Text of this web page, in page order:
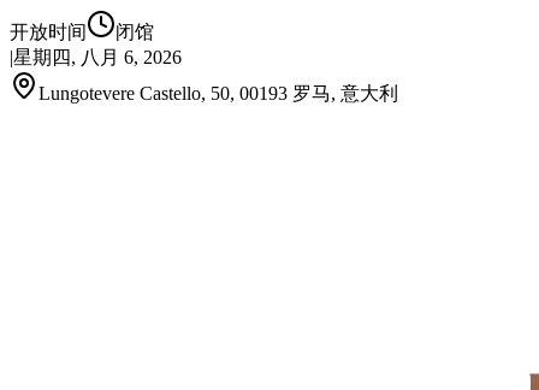
开放时间
闭馆
|星期四, 八月 6, 2026
Lungotevere Castello, 50, 00193 罗马, 意大利